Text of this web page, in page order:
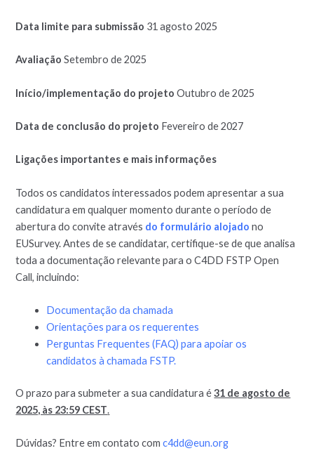
Data limite para submissão 31 agosto 2025
Avaliação Setembro de 2025
Início/implementação do projeto Outubro de 2025
Data de conclusão do projeto Fevereiro de 2027
Ligações importantes e mais informações
Todos os candidatos interessados podem apresentar a sua
candidatura em qualquer momento durante o período de
abertura do convite através do formulário alojadono
EUSurvey. Antes de se candidatar, certifique-se de que analisa
toda a documentação relevante para o C4DD FSTP Open
Call, incluindo:
Documentação da chamada
Orientações para os requerentes
Perguntas Frequentes (FAQ) para apoiar os
candidatos à chamada FSTP.
O prazo para submeter a sua candidatura é31 de agosto de
2025, às 23:59 CEST.
Dúvidas? Entre em contato com c4dd@eun.org